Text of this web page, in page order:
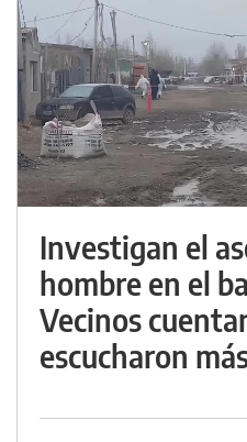
Investigan el
hombre en el
Vecinos
escucharon